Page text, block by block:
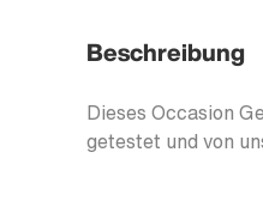
Beschreibung
Dieses Occasion
getestet und von